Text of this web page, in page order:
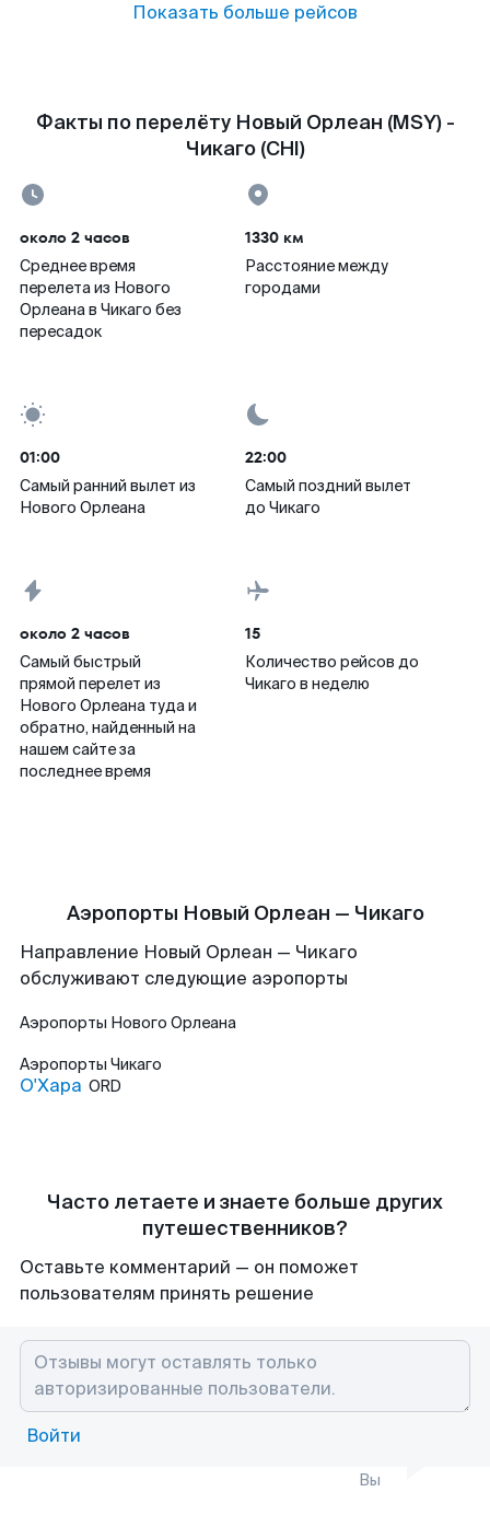
Показать больше рейсов
Факты по перелёту Новый Орлеан (MSY) -
Чикаго (CHI)
около 2 часов
Среднее время
перелета из Нового
Орлеана в Чикаго без
пересадок
1330 км
Расстояние между
городами
01:00
Самый ранний вылет из
Нового Орлеана
22:00
Самый поздний вылет
до Чикаго
около 2 часов
Самый быстрый
прямой перелет из
Нового Орлеана туда и
обратно, найденный на
нашем сайте за
последнее время
15
Количество рейсов до
Чикаго в неделю
Аэропорты Новый Орлеан — Чикаго
Направление Новый Орлеан — Чикаго
обслуживают следующие аэропорты
Аэропорты Нового Орлеана
Аэропорты Чикаго
О'Хара ORD
Часто летаете и знаете больше других
путешественников?
Оставьте комментарий — он поможет
пользователям принять решение
Войти
Вы